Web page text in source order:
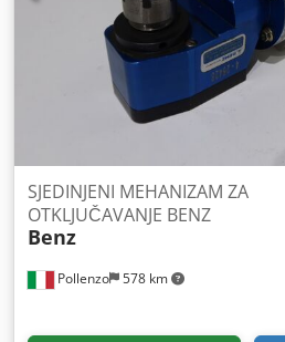
Pollenzo 578 km
SJEDINJENI MEHANIZAM ZA
OTKLJUČAVANJE BENZ
Benz